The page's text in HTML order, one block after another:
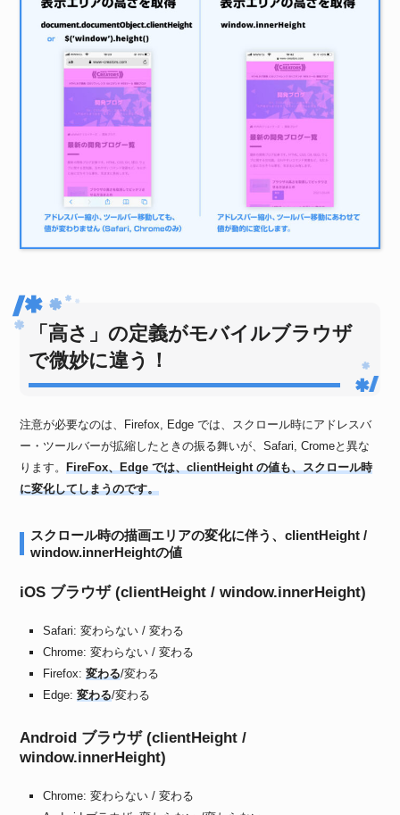
「高さ」の定義がモバイルブラウザ
で微妙に違う！
注意が必要なのは、Firefox, Edge では、スクロール時にアドレスバ
ー・ツールバーが拡縮したときの振る舞いが、Safari, Cromeと異な
ります。
FireFox、Edge では、clientHeight の値も、スクロール時
に変化してしまうのです。
スクロール時の描画エリアの変化に伴う、clientHeight /
window.innerHeightの値
iOS ブラウザ (clientHeight / window.innerHeight)
Safari: 変わらない / 変わる
Chrome: 変わらない / 変わる
Firefox:変わる/変わる
Edge:変わる/変わる
Android ブラウザ (clientHeight /
window.innerHeight)
Chrome: 変わらない / 変わる